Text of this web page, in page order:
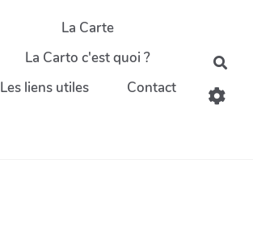
La Carte
La Carto c'est quoi ?
Les liens utiles
Contact